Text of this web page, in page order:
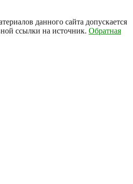
данного сайта допускается
ссылки на источник. Обратная